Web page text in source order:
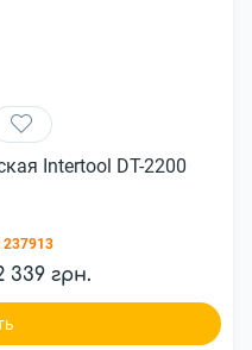
Intertool DT-2200
237913
339 грн.